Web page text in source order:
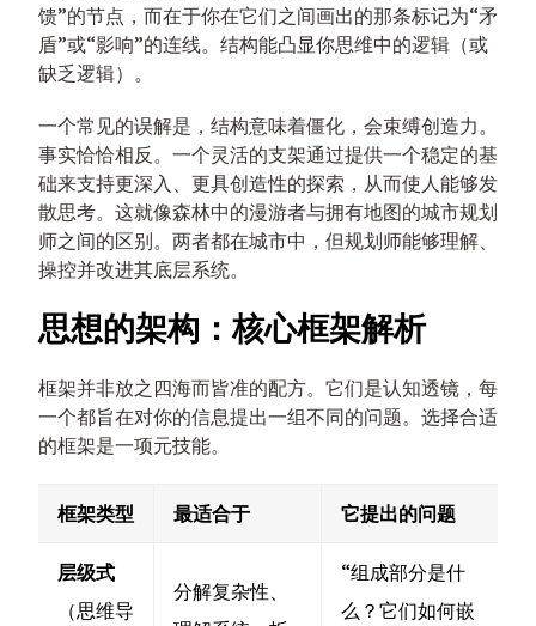
馈”的节点，而在于你在它们之间画出的那条标记为“矛
盾”或“影响”的连线。结构能凸显你思维中的逻辑（或
缺乏逻辑）。
一个常见的误解是，结构意味着僵化，会束缚创造力。
事实恰恰相反。一个灵活的支架通过提供一个稳定的基
础来支持更深入、更具创造性的探索，从而使人能够发
散思考。这就像森林中的漫游者与拥有地图的城市规划
师之间的区别。两者都在城市中，但规划师能够理解、
操控并改进其底层系统。
思想的架构：核心框架解析
框架并非放之四海而皆准的配方。它们是认知透镜，每
一个都旨在对你的信息提出一组不同的问题。选择合适
的框架是一项元技能。
框架类型 最适合于 它提出的问题
层级式
（思维导
分解复杂性、
“组成部分是什
么？它们如何嵌